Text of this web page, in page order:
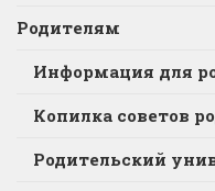
Родителям
Информация для
Копилка советов
Родительский